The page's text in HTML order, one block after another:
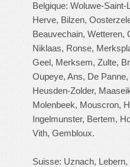
Belgique: Woluwe-
Herve, Bilzen,
Beauvechain, Wetteren,
Niklaas, Ronse,
Geel, Merksem, Zulte,
Oupeye, Ans, De
Heusden-Zolder,
Molenbeek, Mouscron,
Ingelmunster, Bertem,
Vith, Gembloux.
Suisse: Uznach,